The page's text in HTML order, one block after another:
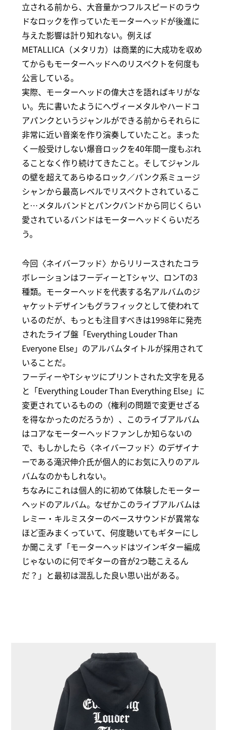
立される前から、大音量かつフルスピードのラウ
ドなロックを作っていたモーターヘッドが後進に
与えた影響は計り知れない。例えば
METALLICA（メタリカ）は商業的に大成功を収め
てからもモーターヘッドへのリスペクトを何度も
公言している。
実際、モーターヘッドの偉大さを語ればキリがな
い。先に書いたようにへヴィーメタルやハードコ
アパンクというジャンルができる前からそれらに
非常に近い音楽を作り演奏していたこと。まった
く一般受けしない爆音ロックを40年間一度もぶれ
ることなく作り続けてきたこと。そしてジャンル
の壁を超えてあらゆるロック／パンク系ミュージ
シャンから最高レベルでリスペクトされているこ
と…メタルバンドとパンクバンドから同じくらい
愛されているバンドはモーターヘッドくらいだろ
う。
今回〈ネイバーフッド〉からリリースされたコラ
ボレーションはフーディーとTシャツ、ロンTの3
種類。モーターヘッドを代表する名アルバムのジ
ャケットデザインもグラフィックとして使われて
いるのだが、もっとも注目すべきは1998年に発売
されたライブ盤「Everything Louder Than
Everyone Else」のアルバムタイトルが採用されて
いることだ。
フーディーやTシャツにプリントされた文字を見る
と「Everything Louder Than Everything Else」に
変更されているものの（権利の問題で変更せざる
を得なかったのだろうか）、このライブアルバム
はコアなモーターヘッドファンしか知らないの
で、もしかしたら〈ネイバーフッド〉のデザイナ
ーである滝沢伸介氏が個人的にお気に入りのアル
バムなのかもしれない。
ちなみにこれは個人的に初めて体験したモーター
ヘッドのアルバム。なぜかこのライブアルバムは
レミー・キルミスターのベースサウンドが異常な
ほど歪みまくっていて、何度聴いてもギターにし
か聞こえず「モーターヘッドはツインギター編成
じゃないのに何でギターの音が2つ聴こえるん
だ？」と最初は混乱した良い思い出がある。